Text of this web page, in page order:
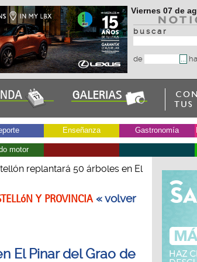
Viernes 07 de
b u s c a r
de
Enseñanza Gastronomía
motor
replantará 50 árboles en El
Y PROVINCIA« volver
El Pinar del Grao de